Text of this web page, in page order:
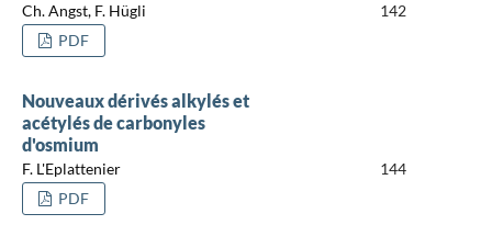
Ch. Angst, F. Hügli
142
PDF
Nouveaux dérivés alkylés et
acétylés de carbonyles
d'osmium
F. L'Eplattenier
144
PDF